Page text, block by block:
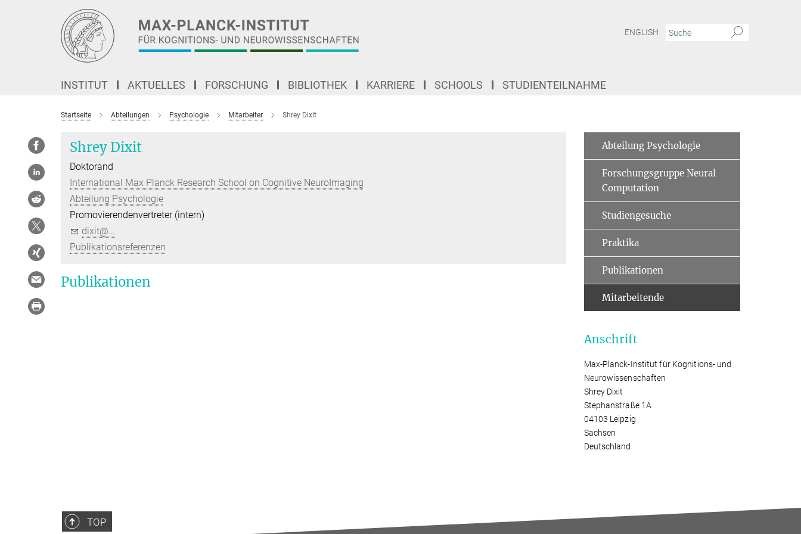
ENGLISH
INSTITUT AKTUELLES FORSCHUNG BIBLIOTHEK KARRIERE SCHOOLS STUDIENTEILNAHME
Startseite Abteilungen Psychologie Mitarbeiter Shrey Dixit
Shrey Dixit
Doktorand
International Max Planck Research School on Cognitive NeuroImaging
Abteilung Psychologie
Promovierendenvertreter (intern)
dixit@...
Publikationsreferenzen
Publikationen
Abteilung Psychologie
Forschungsgruppe Neural
Computation
Studiengesuche
Praktika
Publikationen
Mitarbeitende
Anschrift
Max-Planck-Institut für Kognitions- und
Neurowissenschaften
Shrey Dixit
Stephanstraße 1A
04103 Leipzig
Sachsen
Deutschland
TOP